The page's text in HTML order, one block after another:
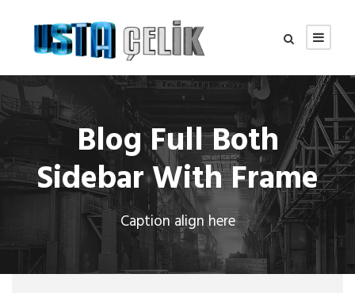
Blog Full Both
Sidebar With Frame
Caption align here